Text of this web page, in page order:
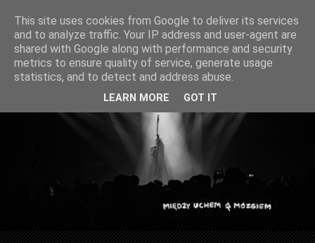
This site uses cookies from Google to deliver its services
and to analyze traffic. Your IP address and user-agent are
shared with Google along with performance and security
metrics to ensure quality of service, generate usage
statistics, and to detect and address abuse.
LEARN MORE GOT IT